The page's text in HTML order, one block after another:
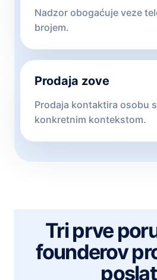
Nadzor obogaćuje veze
brojem.
Prodaja zove
Prodaja kontaktira osobu
konkretnim kontekstom.
Tri prve
founderov